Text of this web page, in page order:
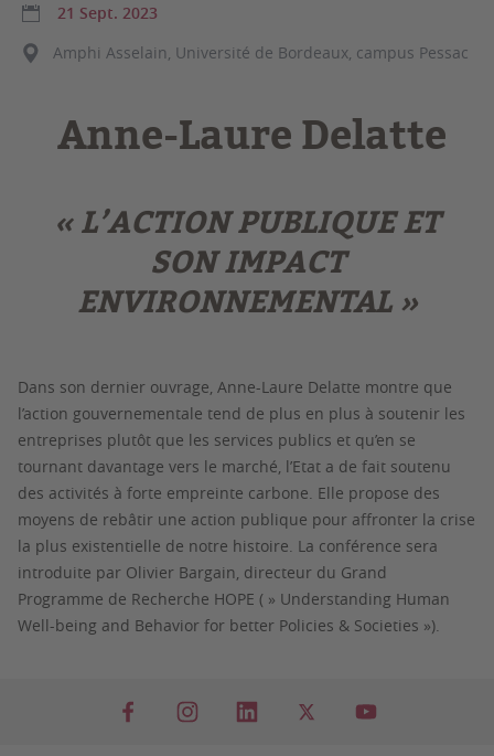
21 Sept. 2023
Amphi Asselain, Université de Bordeaux, campus Pessac
Anne-Laure Delatte
« L’ACTION PUBLIQUE ET
SON IMPACT
ENVIRONNEMENTAL »
Dans son dernier ouvrage, Anne-Laure Delatte montre que
l’action gouvernementale tend de plus en plus à soutenir les
entreprises plutôt que les services publics et qu’en se
tournant davantage vers le marché, l’Etat a de fait soutenu
des activités à forte empreinte carbone. Elle propose des
moyens de rebâtir une action publique pour affronter la crise
la plus existentielle de notre histoire. La conférence sera
introduite par Olivier Bargain, directeur du Grand
Programme de Recherche HOPE ( » Understanding Human
Well-being and Behavior for better Policies & Societies »).